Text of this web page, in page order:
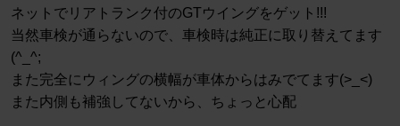
ネットでリアトランク付のGTウイングをゲット!!!
当然車検が通らないので、車検時は純正に取り替えてます
(^_^;
また完全にウィングの横幅が車体からはみでてます(>_<)
また内側も補強してないから、ちょっと心配